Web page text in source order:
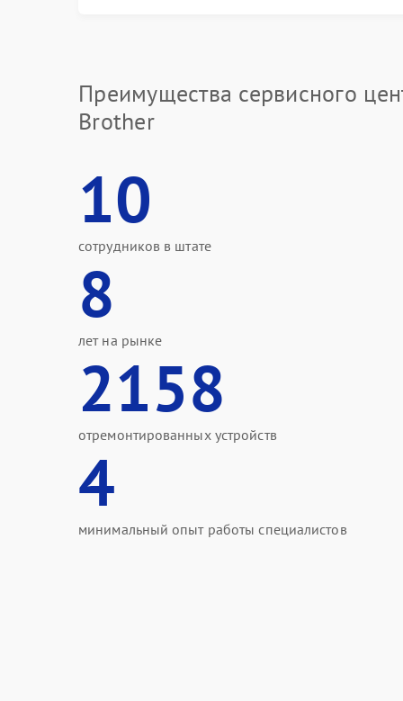
Преимущества сервисного
Brother
10
сотрудников в штате
8
лет на рынке
2158
отремонтированных устройств
4
минимальный опыт работы специалистов